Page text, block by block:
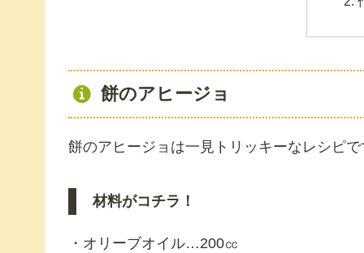
餅のアヒージョ
餅のアヒージョは一見トリッキーなレシピ
材料がコチラ！
・オリーブオイル…200㏄